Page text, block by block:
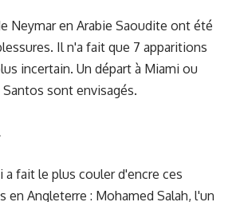
Neymar en Arabie Saoudite ont été
Il n'a fait que 7 apparitions
incertain. Un départ à Miami ou
sont envisagés.
a fait le plus couler d'encre ces
en Angleterre : Mohamed Salah, l'un